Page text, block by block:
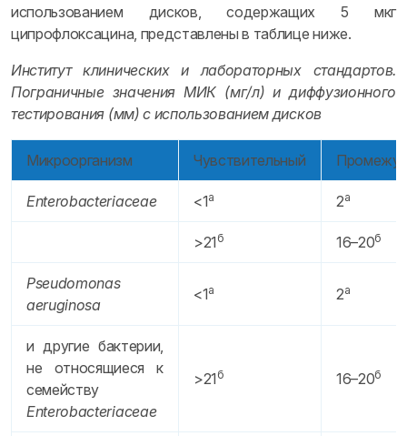
использованием дисков, содержащих 5 мкг
ципрофлоксацина, представлены в таблице ниже.
Институт клинических и лабораторных стандартов.
Пограничные значения МИК (мг/л) и диффузионного
тестирования (мм) с использованием дисков
Микроорганизм Чувствительный
Enterobacteriaceae <1а 2а
>21 б 16–20б
Pseudomonas
aeruginosa
<1а 2а
и другие бактерии,
не относящиеся к
семейству
Enterobacteriaceae
>21 б 16–20б